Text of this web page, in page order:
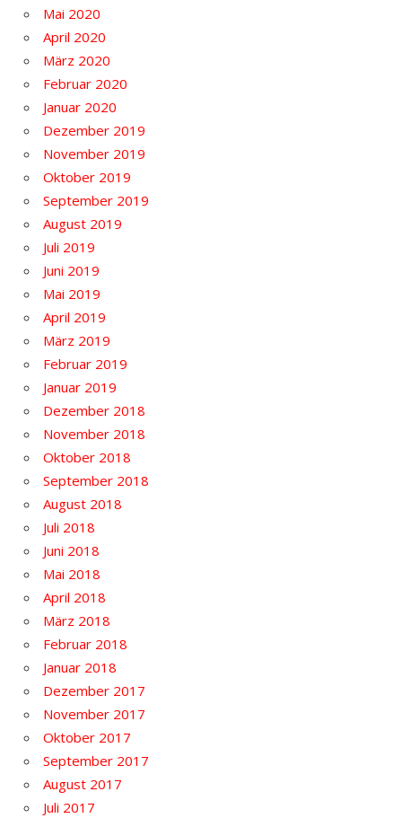
Mai 2020
April 2020
März 2020
Februar 2020
Januar 2020
Dezember 2019
November 2019
Oktober 2019
September 2019
August 2019
Juli 2019
Juni 2019
Mai 2019
April 2019
März 2019
Februar 2019
Januar 2019
Dezember 2018
November 2018
Oktober 2018
September 2018
August 2018
Juli 2018
Juni 2018
Mai 2018
April 2018
März 2018
Februar 2018
Januar 2018
Dezember 2017
November 2017
Oktober 2017
September 2017
August 2017
Juli 2017